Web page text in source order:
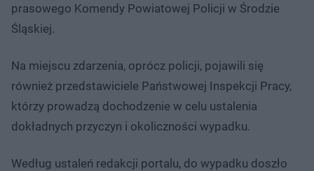
prasowego Komendy Powiatowej Policji w Środzie
Śląskiej.
Na miejscu zdarzenia, oprócz policji, pojawili się
również przedstawiciele Państwowej Inspekcji Pracy,
którzy prowadzą dochodzenie w celu ustalenia
dokładnych przyczyn i okoliczności wypadku.
Według ustaleń redakcji portalu, do wypadku doszło